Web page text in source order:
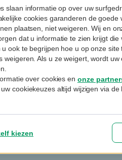
Vervroegd
Mensen met een lange,
vervroegd pensioen
een hogere taxatie van
Zo bedraagt de
opnemen vanaf 62. Dit
van het vervroegd
slaan informatie op over uw
cookies garanderen de
plaatsen, niet weigeren. Wij en
dat u informatie te zien krijgt
u ook te begrijpen hoe u op onze
weigeren. Als u ze weigert, wordt
over cookies en onze
cookiekeuzes altijd wijzigen via
kiezen